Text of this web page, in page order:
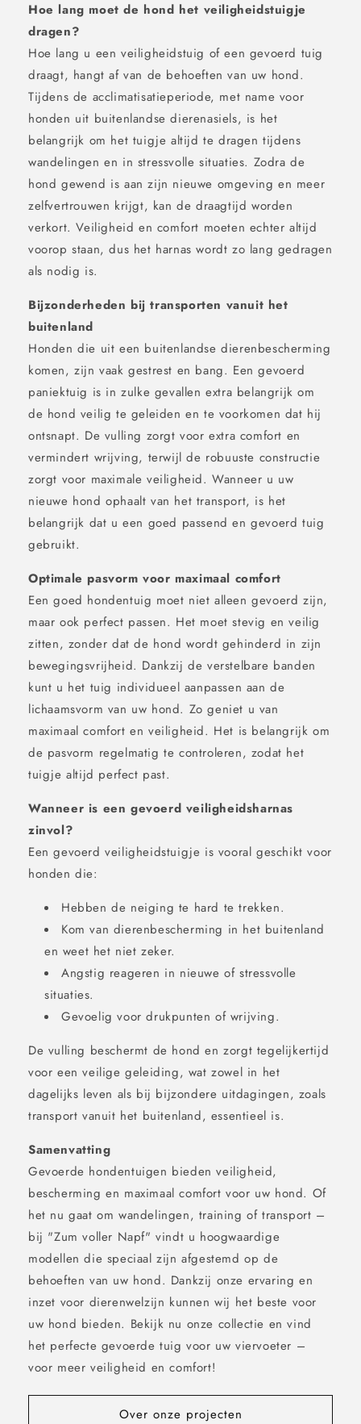
Hoe lang moet de hond het veiligheidstuigje
dragen?
Hoe lang u een veiligheidstuig of een gevoerd tuig
draagt, hangt af van de behoeften van uw hond.
Tijdens de acclimatisatieperiode, met name voor
honden uit buitenlandse dierenasiels, is het
belangrijk om het tuigje altijd te dragen tijdens
wandelingen en in stressvolle situaties. Zodra de
hond gewend is aan zijn nieuwe omgeving en meer
zelfvertrouwen krijgt, kan de draagtijd worden
verkort. Veiligheid en comfort moeten echter altijd
voorop staan, dus het harnas wordt zo lang gedragen
als nodig is.
Bijzonderheden bij transporten vanuit het
buitenland
Honden die uit een buitenlandse dierenbescherming
komen, zijn vaak gestrest en bang. Een gevoerd
paniektuig is in zulke gevallen extra belangrijk om
de hond veilig te geleiden en te voorkomen dat hij
ontsnapt. De vulling zorgt voor extra comfort en
vermindert wrijving, terwijl de robuuste constructie
zorgt voor maximale veiligheid. Wanneer u uw
nieuwe hond ophaalt van het transport, is het
belangrijk dat u een goed passend en gevoerd tuig
gebruikt.
Optimale pasvorm voor maximaal comfort
Een goed hondentuig moet niet alleen gevoerd zijn,
maar ook perfect passen. Het moet stevig en veilig
zitten, zonder dat de hond wordt gehinderd in zijn
bewegingsvrijheid. Dankzij de verstelbare banden
kunt u het tuig individueel aanpassen aan de
lichaamsvorm van uw hond. Zo geniet u van
maximaal comfort en veiligheid. Het is belangrijk om
de pasvorm regelmatig te controleren, zodat het
tuigje altijd perfect past.
Wanneer is een gevoerd veiligheidsharnas
zinvol?
Een gevoerd veiligheidstuigje is vooral geschikt voor
honden die:
Hebben de neiging te hard te trekken.
Kom van dierenbescherming in het buitenland
en weet het niet zeker.
Angstig reageren in nieuwe of stressvolle
situaties.
Gevoelig voor drukpunten of wrijving.
De vulling beschermt de hond en zorgt tegelijkertijd
voor een veilige geleiding, wat zowel in het
dagelijks leven als bij bijzondere uitdagingen, zoals
transport vanuit het buitenland, essentieel is.
Samenvatting
Gevoerde hondentuigen bieden veiligheid,
bescherming en maximaal comfort voor uw hond. Of
het nu gaat om wandelingen, training of transport –
bij "Zum voller Napf" vindt u hoogwaardige
modellen die speciaal zijn afgestemd op de
behoeften van uw hond. Dankzij onze ervaring en
inzet voor dierenwelzijn kunnen wij het beste voor
uw hond bieden. Bekijk nu onze collectie en vind
het perfecte gevoerde tuig voor uw viervoeter –
voor meer veiligheid en comfort!
Over onze projecten